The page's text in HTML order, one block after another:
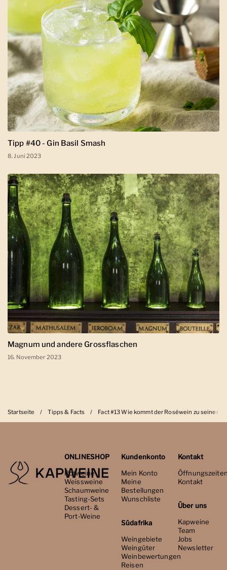
Tipp #40 - Gin Basil Smash
8. Juni 2023
Magnum und andere Grossflaschen
16. November 2023
Startseite / Tipps & Facts / Fact #13 Wie kommt der Roséwein zu seiner
ONLINESHOP
Rotweine
Weissweine
Schaumweine
Tasting-Sets
Dessert- &
Port-Weine
Kundenkonto
Mein Konto
Meine
Bestellungen
Wunschliste
Südafrika
Weingebiete
Weingüter
Weinbewertungen
Reisen
Kontakt
Kontakt
Über uns
Kapweine
Team
Jobs
Newsletter